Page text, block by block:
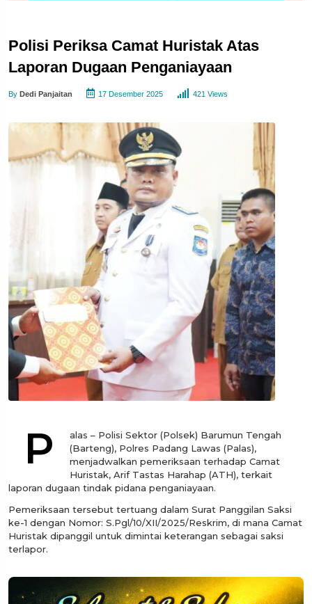
Polisi Periksa Camat Huristak Atas
Laporan Dugaan Penganiayaan
By Dedi Panjaitan 17 Desember 2025 421 Views
P
alas – Polisi Sektor (Polsek) Barumun Tengah
(Barteng), Polres Padang Lawas (Palas),
menjadwalkan pemeriksaan terhadap Camat
Huristak, Arif Tastas Harahap (ATH), terkait
laporan dugaan tindak pidana penganiayaan.
Pemeriksaan tersebut tertuang dalam Surat Panggilan Saksi
ke-1 dengan Nomor: S.Pgl/10/XII/2025/Reskrim, di mana Camat
Huristak dipanggil untuk dimintai keterangan sebagai saksi
terlapor.